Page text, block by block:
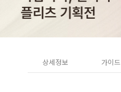
상세정보 가이드